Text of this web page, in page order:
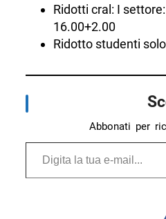
Ridotti cral: I
16.00+2.00
Ridotto studenti
Abbonati per
Digita la tua e-mail...